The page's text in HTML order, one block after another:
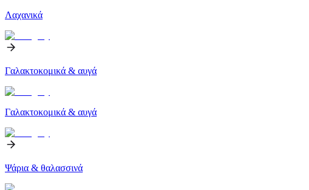
Λαχανικά
Γαλακτοκομικά & αυγά
Γαλακτοκομικά & αυγά
Ψάρια & θαλασσινά